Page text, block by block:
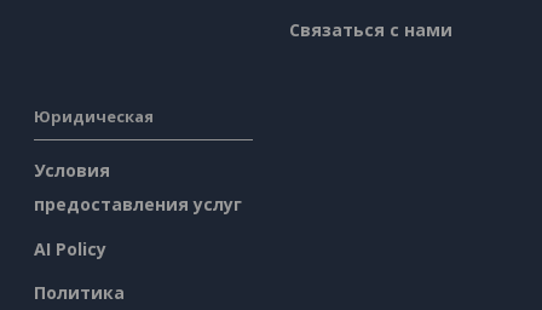
Связаться с нами
Юридическая
Условия
предоставления услуг
AI Policy
Политика